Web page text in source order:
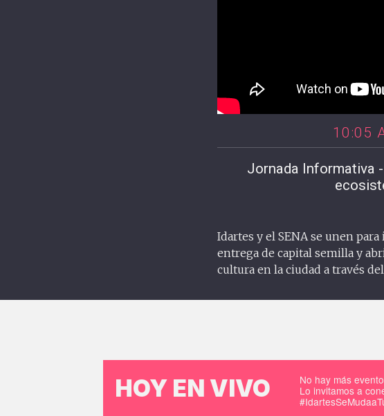
10:05
Jornada Informativa
Idartes y el SENA se unen
entrega de capital semilla y
cultura en la ciudad a través
HOY EN VIVO
No hay más
Lo invitamos a